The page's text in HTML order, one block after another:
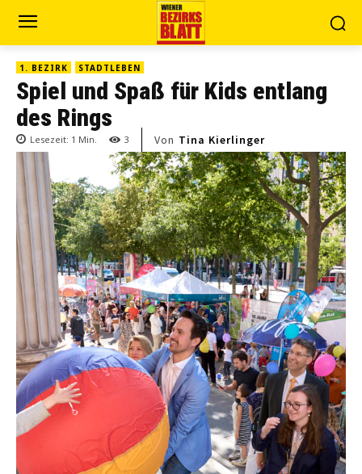
1. BEZIRK STADTLEBEN
Spiel und Spaß für Kids entlang
des Rings
Lesezeit: 1 Min. 3 Von Tina Kierlinger